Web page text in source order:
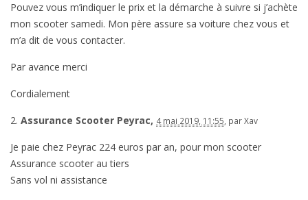
Pouvez vous m’indiquer le prix et la démarche à suivre si j’achète
mon scooter samedi. Mon père assure sa voiture chez vous et
m’a dit de vous contacter.
Par avance merci
Cordialement
2. Assurance Scooter Peyrac, 4 mai 2019, 11:55 parXav
Je paie chez Peyrac 224 euros par an, pour mon scooter
Assurance scooter au tiers
Sans vol ni assistance